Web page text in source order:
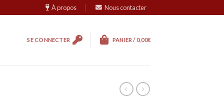
À propos Nous contacter
SE CONNECTER PANIER /0,00€